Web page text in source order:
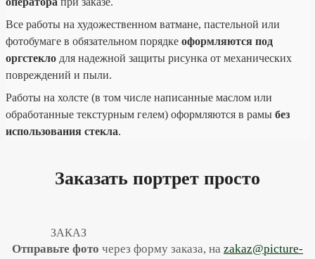
Все работы на художественном ватмане, пастельной или
фотобумаге в обязательном порядке оформляются под
оргстекло для надежной защиты рисунка от механических
повреждений и пыли.
Работы на холсте (в том числе написанные маслом или
обработанные текстурным гелем) оформляются в рамы без
использования стекла.
Заказать портрет просто
ЗАКАЗ
Отправьте фото через форму заказа, на zakaz@picture-